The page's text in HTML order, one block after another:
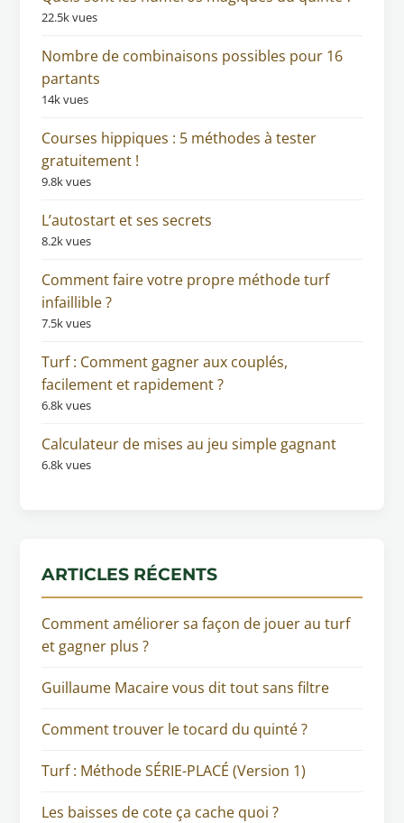
22.5k vues
Nombre de combinaisons possibles pour 16
partants
14k vues
Courses hippiques : 5 méthodes à tester
gratuitement !
9.8k vues
L’autostart et ses secrets
8.2k vues
Comment faire votre propre méthode turf
infaillible ?
7.5k vues
Turf : Comment gagner aux couplés,
facilement et rapidement ?
6.8k vues
Calculateur de mises au jeu simple gagnant
6.8k vues
ARTICLES RÉCENTS
Comment améliorer sa façon de jouer au turf
et gagner plus ?
Guillaume Macaire vous dit tout sans filtre
Comment trouver le tocard du quinté ?
Turf : Méthode SÉRIE-PLACÉ (Version 1)
Les baisses de cote ça cache quoi ?